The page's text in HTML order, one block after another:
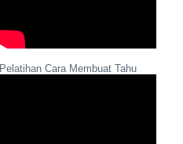
Pelatihan Cara Membuat Tahu